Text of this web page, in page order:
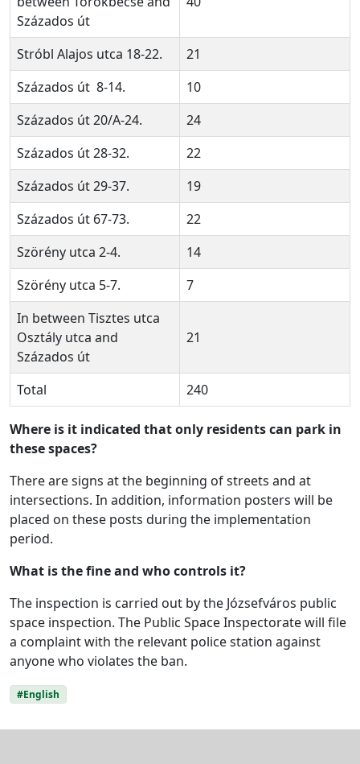
Százados út
Stróbl Alajos utca 18-22.
21
Százados út 8-14.
10
Százados út 20/A-24.
24
Százados út 28-32.
22
Százados út 29-37.
19
Százados út 67-73.
22
Szörény utca 2-4.
14
Szörény utca 5-7.
7
In between Tisztes utca
Osztály utca and
Százados út
21
Total 240
Where is it indicated that only residents can park in
these spaces?
There are signs at the beginning of streets and at
intersections. In addition, information posters will be
placed on these posts during the implementation
period.
What is the fine and who controls it?
The inspection is carried out by the Józsefváros public
space inspection. The Public Space Inspectorate will file
a complaint with the relevant police station against
anyone who violates the ban.
#English